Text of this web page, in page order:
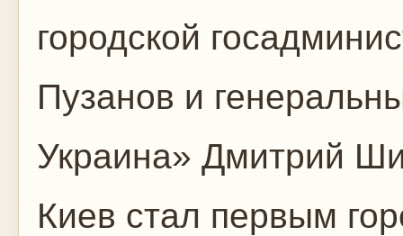
городской
Пузанов и
Украина» Дмитрий
Киев стал первым